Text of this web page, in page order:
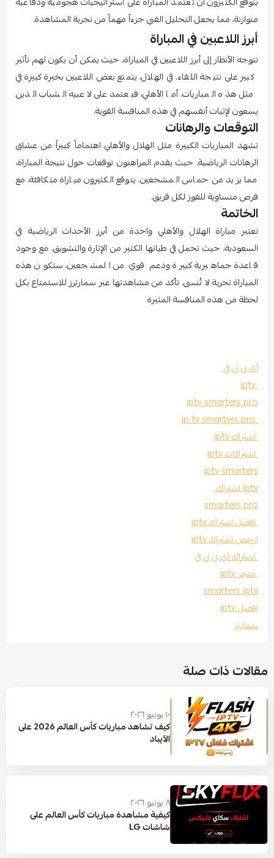
متوازنة، مما يجعل التحليل الفني جزءاً مهماً من تجربة المشاهدة.
أبرز اللاعبين في المباراة
تتوجه الأنظار إلى أبرز اللاعبين في المباراة، حيث يمكن أن يكون لهم تأثير
كبير على نتيجة اللقاء. في الهلال، يتمتع بعض اللاعبين بخبرة كبيرة في
مثل هذه المباريات. أما الأهلي، فيعتمد على لاعبيه الشباب الذين
يسعون لإثبات أنفسهم في هذه المنافسة القوية.
التوقعات والرهانات
تشهد المباريات الكبيرة مثل الهلال والأهلي اهتماماً كبيراً من عشاق
الرهانات الرياضية. حيث يقدم المراهنون توقعات حول نتيجة المباراة،
مما يزيد من حماس المشجعين. يتوقع الكثيرون مباراة متكافئة، مع
فرص متساوية للفوز لكل فريق.
الخاتمة
تعتبر مباراة الهلال والأهلي واحدة من أبرز الأحداث الرياضية في
السعودية، حيث تحمل في طياتها الكثير من الإثارة والتشويق. مع وجود
قاعدة جماهيرية كبيرة ودعم قوي من المشجعين، ستكون هذه
المباراة تجربة لا تُنسى. تأكد من مشاهدتها عبر سمارترز للاستمتاع بكل
لحظة من هذه المنافسة المثيرة
آي بي تي في
iptv
iptv smarters pro
ip tv smarters pro
اشتراك iptv
اشتراكات iptv
iptv smarters
iptv اشتراك
smarters pro
افضل اشتراك iptv
ارخص اشتراك iptv
اشتراك اي بي تي في
متجر iptv
smarters iptv
افضل iptv
سمارتز
مقالات ذات صلة
١٠ يونيو ٢٠٢٦
كيف تشاهد مباريات كأس العالم 2026 على
الآيباد
٨ يونيو ٢٠٢٦
كيفية مشاهدة مباريات كأس العالم على
شاشات LG